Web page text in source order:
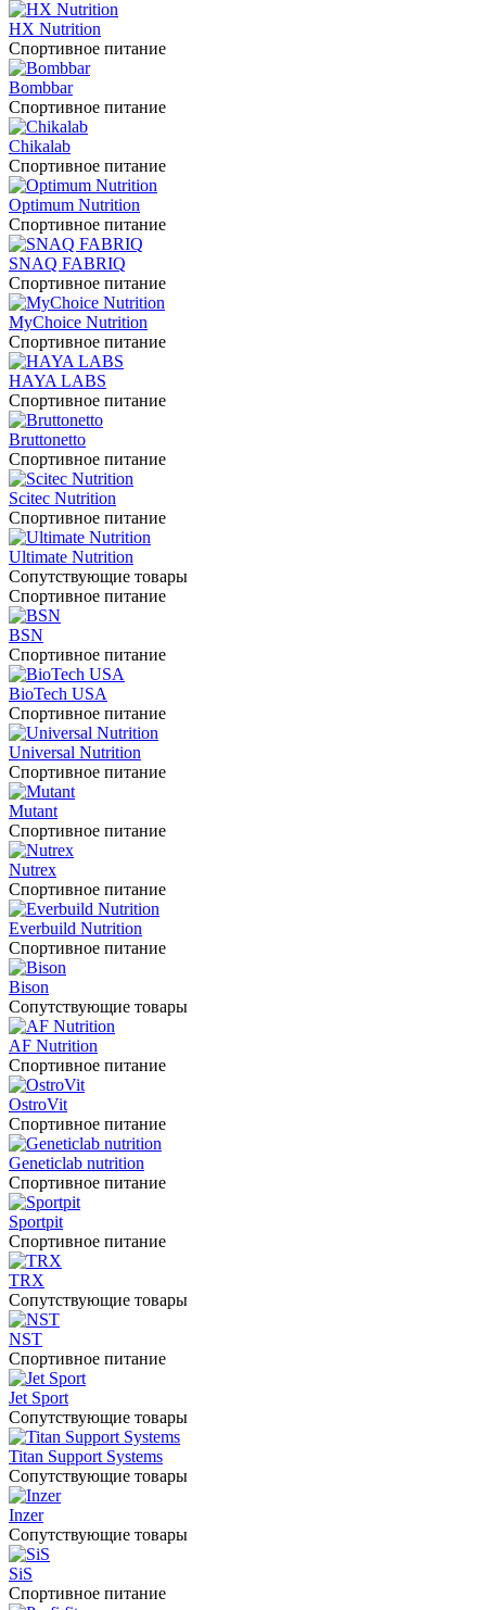
HX Nutrition
Спортивное питание
Bombbar
Спортивное питание
Chikalab
Спортивное питание
Optimum Nutrition
Спортивное питание
SNAQ FABRIQ
Спортивное питание
MyChoice Nutrition
Спортивное питание
HAYA LABS
Спортивное питание
Bruttonetto
Спортивное питание
Scitec Nutrition
Спортивное питание
Ultimate Nutrition
Сопутствующие товары
Спортивное питание
BSN
Спортивное питание
BioTech USA
Спортивное питание
Universal Nutrition
Спортивное питание
Mutant
Спортивное питание
Nutrex
Спортивное питание
Everbuild Nutrition
Спортивное питание
Bison
Сопутствующие товары
AF Nutrition
Спортивное питание
OstroVit
Спортивное питание
Geneticlab nutrition
Спортивное питание
Sportpit
Спортивное питание
TRX
Сопутствующие товары
NST
Спортивное питание
Jet Sport
Сопутствующие товары
Titan Support Systems
Сопутствующие товары
Inzer
Сопутствующие товары
SiS
Спортивное питание